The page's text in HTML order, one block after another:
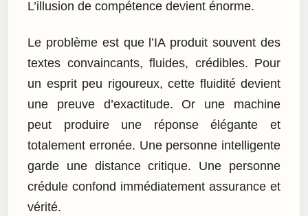
L’illusion de compétence devient énorme.
Le problème est que l’IA produit souvent des
textes convaincants, fluides, crédibles. Pour
un esprit peu rigoureux, cette fluidité devient
une preuve d’exactitude. Or une machine
peut produire une réponse élégante et
totalement erronée. Une personne intelligente
garde une distance critique. Une personne
crédule confond immédiatement assurance et
vérité.